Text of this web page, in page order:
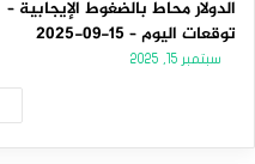
الدولار محاط بالضغوط الإيجابية –
توقعات اليوم – 15-09-2025
سبتمبر 15, 2025